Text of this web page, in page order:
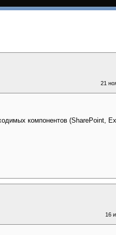
21
компонентов (SharePoint,
16